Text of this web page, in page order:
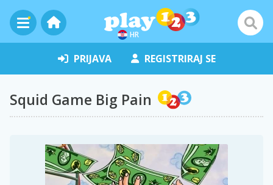
HR
PRIJAVA REGISTRIRAJ SE
Squid Game Big Pain